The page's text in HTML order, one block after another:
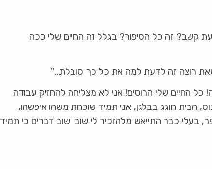
קשב? זה כל הסיפור? בגלל זה החיים שלי ככה
רוצה זה לדעת למה את כל כך סובלת…"
כל החיים שלי הרוסים! אני לא מצליחה להחזיק עבודה
הבית חוגג בבלגן, אני תמיד שוכחת משהו איפשהו,
בעלי כבר התייאש מלהזכיר לי שוב ושוב דברים כי תמיד